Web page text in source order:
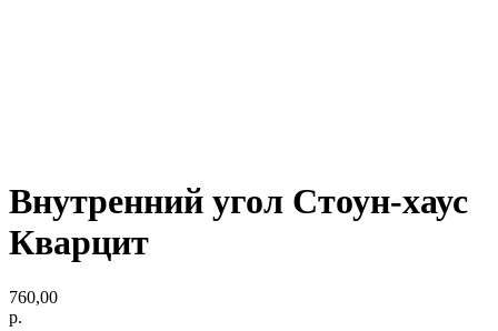
Внутренний угол Стоун-хаус
Кварцит
760,00
р.